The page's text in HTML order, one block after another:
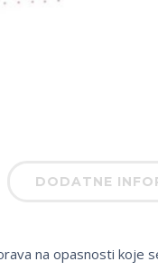
DODATNE
na opasnosti koje